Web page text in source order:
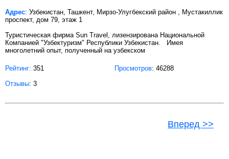
Адрес: Узбекистан, Ташкент, Мирзо-Улугбекский район , Мустакиллик
проспект, дом 79, этаж 1
Туристическая фирма Sun Travel, лизензирована Национальной
Компанией "Узбектуризм" Республики Узбекистан. Имея
многолетний опыт, полученный на узбекском
Рейтинг: 351 Просмотров: 46288
Отзывы: 3
Вперед >>